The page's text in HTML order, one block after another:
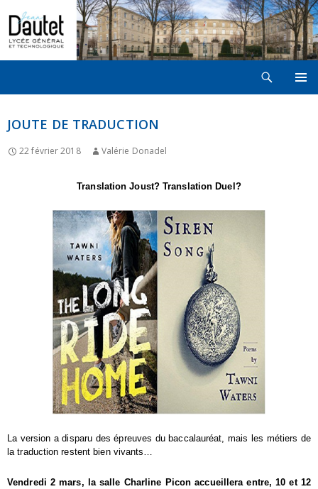
CONTENU
JOUTE DE TRADUCTION
22 février 2018 Valérie Donadel
Translation Joust? Translation Duel?
La version a disparu des épreuves du baccalauréat, mais les métiers de
la traduction restent bien vivants…
Vendredi 2 mars, la salle Charline Picon accueillera entre, 10 et 12